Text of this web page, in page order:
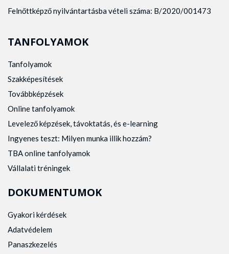
Felnőttképző nyilvántartásba vételi száma: B/2020/001473
TANFOLYAMOK
Tanfolyamok
Szakképesítések
Továbbképzések
Online tanfolyamok
Levelező képzések, távoktatás, és e-learning
Ingyenes teszt: Milyen munka illik hozzám?
TBA online tanfolyamok
Vállalati tréningek
DOKUMENTUMOK
Gyakori kérdések
Adatvédelem
Panaszkezelés